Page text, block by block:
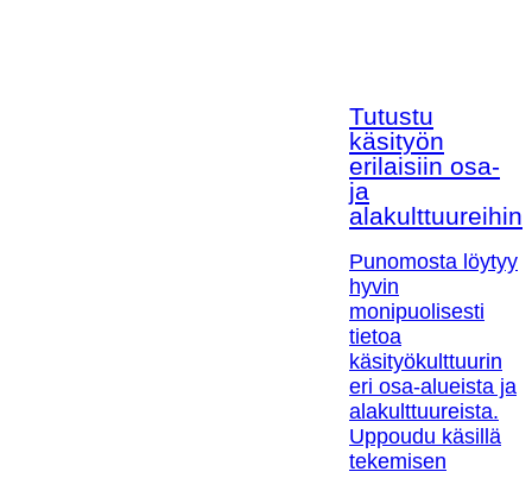
Tutustu
käsityön
erilaisiin osa-
ja
alakulttuureihin!
Punomosta löytyy
hyvin
monipuolisesti
tietoa
käsityökulttuurin
eri osa-alueista ja
alakulttuureista.
Uppoudu käsillä
tekemisen